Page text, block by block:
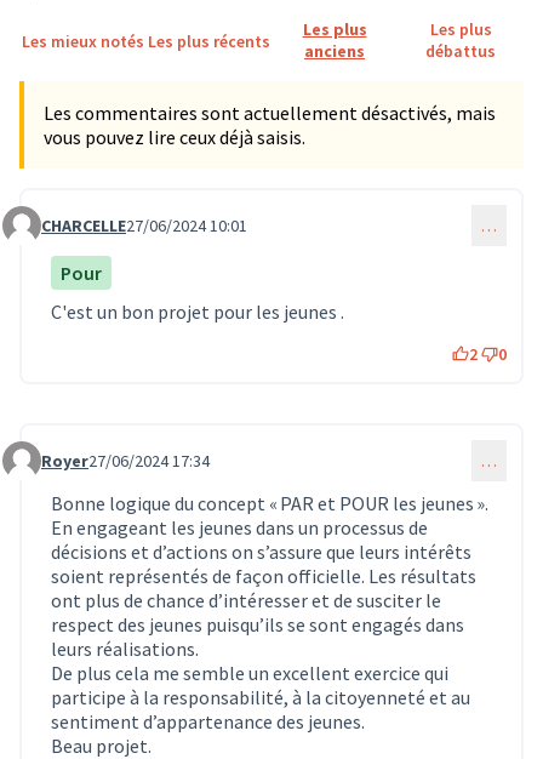
Les mieux notés Les plus récents
Les plus
anciens
Les plus
débattus
Les commentaires sont actuellement désactivés, mais
vous pouvez lire ceux déjà saisis.
Commentaire 611
CHARCELLE27/06/2024 10:01 …
Pour
C'est un bon projet pour les jeunes .
2 0
Commentaire 612
Royer27/06/2024 17:34 …
Bonne logique du concept « PAR et POUR les jeunes ».
En engageant les jeunes dans un processus de
décisions et d’actions on s’assure que leurs intérêts
soient représentés de façon officielle. Les résultats
ont plus de chance d’intéresser et de susciter le
respect des jeunes puisqu’ils se sont engagés dans
leurs réalisations.
De plus cela me semble un excellent exercice qui
participe à la responsabilité, à la citoyenneté et au
sentiment d’appartenance des jeunes.
Beau projet.